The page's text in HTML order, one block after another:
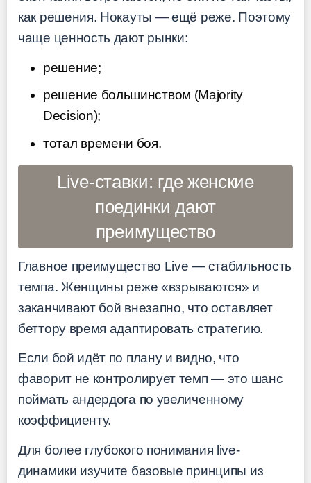
как решения. Нокауты — ещё реже. Поэтому
чаще ценность дают рынки:
решение;
решение большинством (Majority
Decision);
тотал времени боя.
Live-ставки: где женские
поединки дают
преимущество
Главное преимущество Live — стабильность
темпа. Женщины реже «взрываются» и
заканчивают бой внезапно, что оставляет
беттору время адаптировать стратегию.
Если бой идёт по плану и видно, что
фаворит не контролирует темп — это шанс
поймать андердога по увеличенному
коэффициенту.
Для более глубокого понимания live-
динамики изучите базовые принципы из